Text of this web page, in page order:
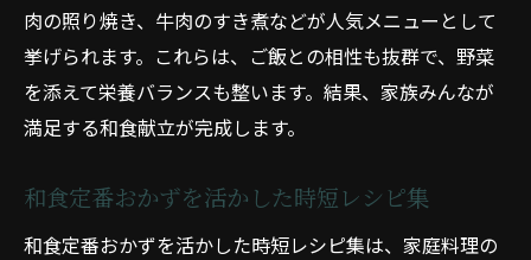
肉の照り焼き、牛肉のすき煮などが人気メニューとして
挙げられます。これらは、ご飯との相性も抜群で、野菜
を添えて栄養バランスも整います。結果、家族みんなが
満足する和食献立が完成します。
和食定番おかずを活かした時短レシピ集
和食定番おかずを活かした時短レシピ集は、家庭料理の